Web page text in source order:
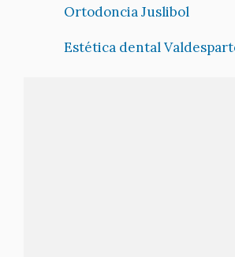
Ortodoncia Juslibol
Estética dental